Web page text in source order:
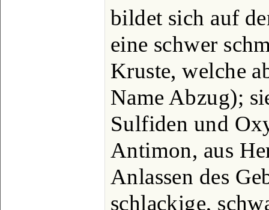
bildet sich auf
eine schwer
Kruste, welche
Name Abzug);
Sulfiden und
Antimon, aus
Anlassen des
schlackige,